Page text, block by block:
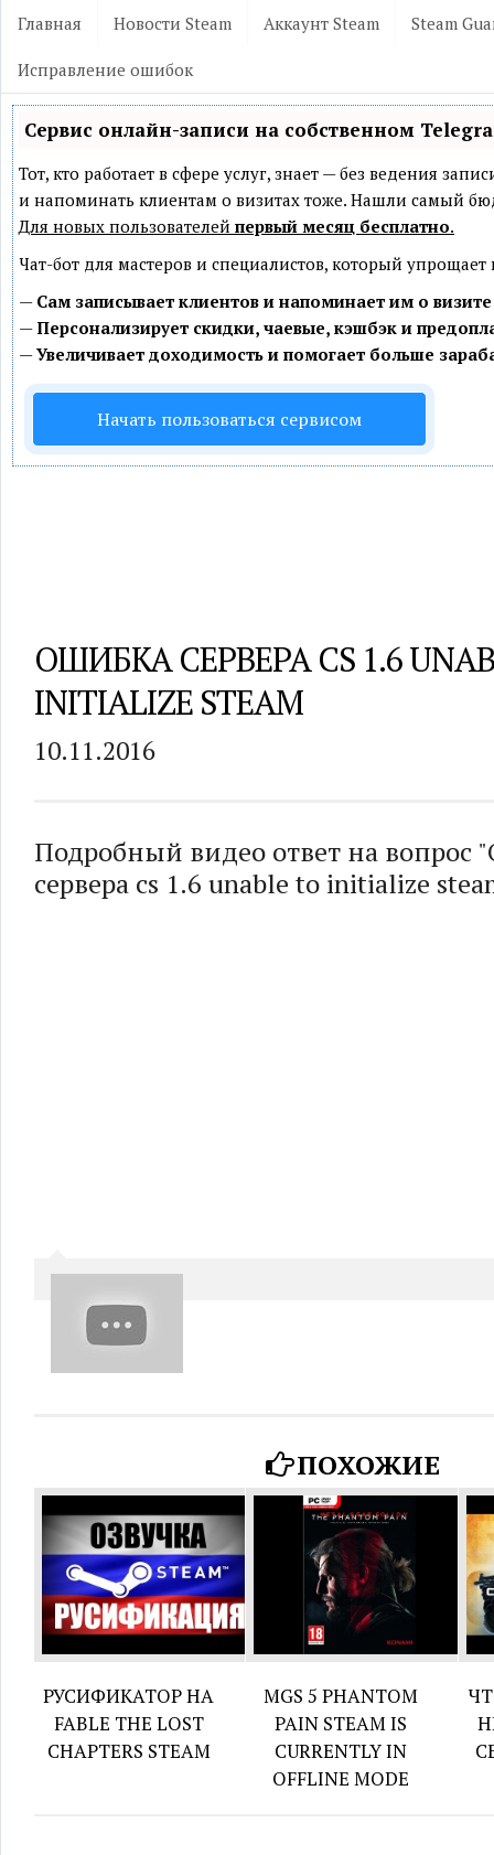
Главная Новости Steam Аккаунт Steam Steam
Исправление ошибок
Сервис онлайн-записи на собственном
Тот, кто работает в сфере услуг, знает — без ведения
и напоминать клиентам о визитах тоже. Нашли самый
Для новых пользователей первый месяц бесплатно.
Чат-бот для мастеров и специалистов, который
— Сам записывает клиентов и напоминает им о
—Персонализирует скидки, чаевые, кэшбэк и
—Увеличивает доходимость и помогает больше
Начать пользоваться сервисом
ОШИБКА СЕРВЕРА CS 1.6
INITIALIZE STEAM
10.11.2016
Подробный видео ответ на вопрос
сервера cs 1.6 unable to initialize
ПОХОЖИЕ
РУСИФИКАТОР НА
FABLE THE LOST
CHAPTERS STEAM
MGS 5 PHANTOM
PAIN STEAM IS
CURRENTLY IN
OFFLINE MODE